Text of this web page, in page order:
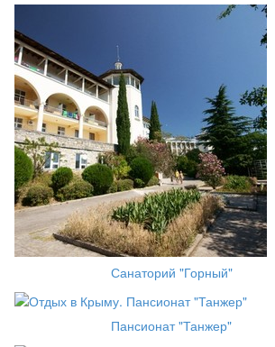
Санаторий "Горный"
Пансионат "Танжер"